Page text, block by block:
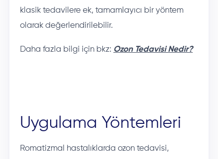
klasik tedavilere ek, tamamlayıcı bir yöntem
olarak değerlendirilebilir.
Daha fazla bilgi için bkz: Ozon Tedavisi Nedir?
Uygulama Yöntemleri
Romatizmal hastalıklarda ozon tedavisi,